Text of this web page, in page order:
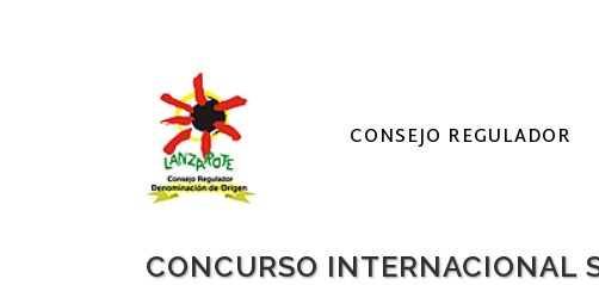
CONSEJO REGULADOR
CONCURSO INTERNACIONAL